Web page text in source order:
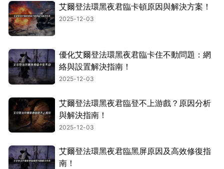
艾爾登法環黑夜君臨卡頓原因與解決方案！
2025-12-03
優化艾爾登法環黑夜君臨卡住不動問題：網
絡與設置解決指南！
2025-12-03
艾爾登法環黑夜君臨登不上游戲？原因分析
與解決指南！
2025-12-03
艾爾登法環黑夜君臨黑屏原因及高效修復指
南！